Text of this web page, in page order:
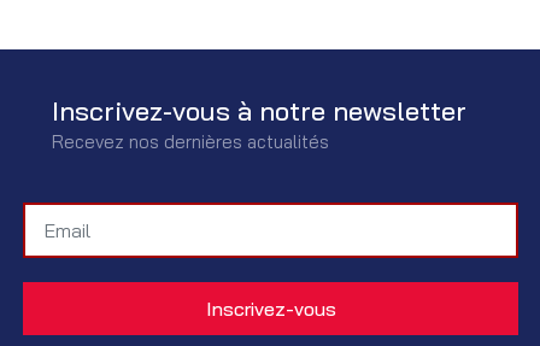
Inscrivez-vous à notre newsletter
Recevez nos dernières actualités